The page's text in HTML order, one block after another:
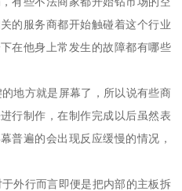
的服务商都开始触碰着这个行业
在他身上常发生的故障都有哪些
地方就是屏幕了，所以说有些商
行制作，在制作完成以后虽然表
普遍的会出现反应缓慢的情况，
外行而言即便是把内部的主板拆